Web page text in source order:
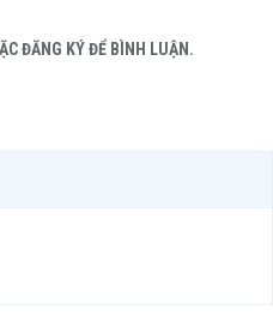
ĐĂNG KÝ ĐỂ BÌNH LUẬN.